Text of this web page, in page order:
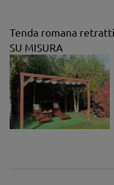
Tenda romana
SU MISURA